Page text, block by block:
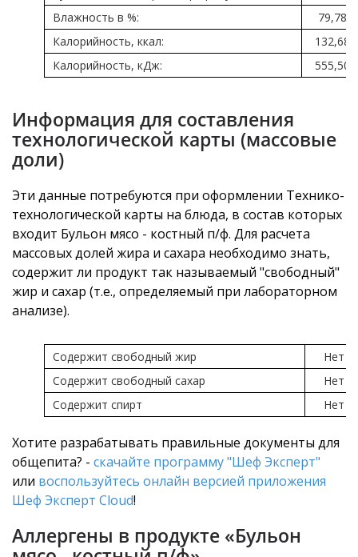
Влажность в %:
79,78
Калорийность, ккал:
132,68
Калорийность, кДж:
555,50
Информация для составления
технологической карты (массовые
доли)
Эти данные потребуются при оформлении Технико-
технологической карты на блюда, в состав которых
входит Бульон мясо - костный п/ф. Для расчета
массовых долей жира и сахара необходимо знать,
содержит ли продукт так называемый "свободный"
жир и сахар (т.е., определяемый при лабораторном
анализе).
Содержит свободный жир
Нет
Содержит свободный сахар
Нет
Содержит спирт
Нет
Хотите разрабатывать правильные документы для
общепита? - скачайте программу "Шеф Эксперт"
или воспользуйтесь онлайн версией приложения
Шеф Эксперт Cloud!
Аллергены в продукте «Бульон